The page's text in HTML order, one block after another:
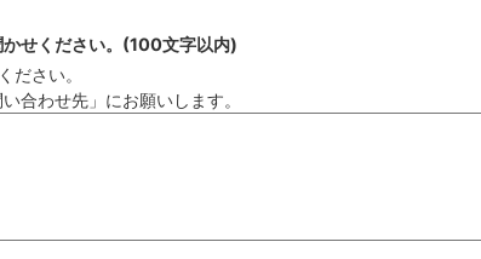
せください。(100文字以内)
ださい。
合わせ先」にお願いします。